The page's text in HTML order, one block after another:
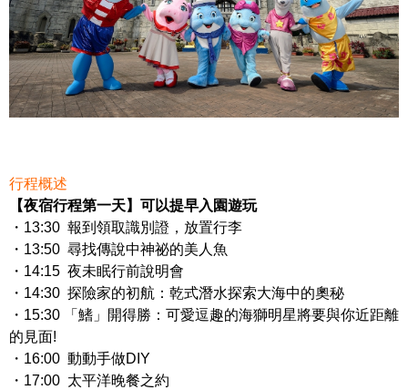
行程概述
【夜宿行程第一天】可以提早入園遊玩
・13:30 報到領取識別證，放置行李
・13:50 尋找傳說中神祕的美人魚
・14:15 夜未眠行前說明會
・14:30 探險家的初航：乾式潛水探索大海中的奧秘
・15:30 「鰭」開得勝：可愛逗趣的海獅明星將要與你近距離
的見面!
・16:00 動動手做DIY
・17:00 太平洋晚餐之約